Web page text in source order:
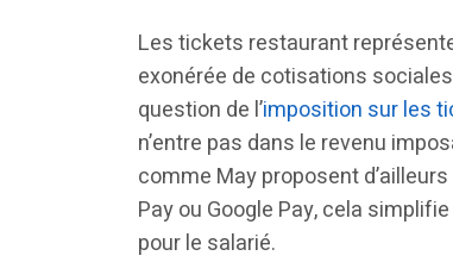
Les tickets restaurant
exonérée de cotisations
question de l’imposition sur les
n’entre pas dans le revenu
comme May proposent
Pay ou Google Pay, cela
pour le salarié.